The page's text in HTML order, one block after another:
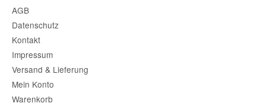
AGB
Datenschutz
Kontakt
Impressum
Versand & Lieferung
Mein Konto
Warenkorb